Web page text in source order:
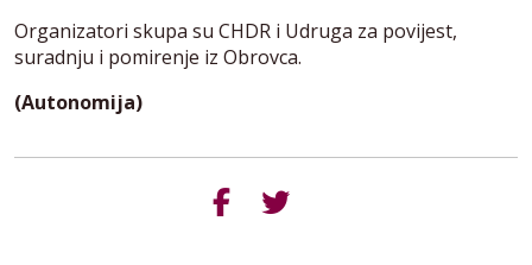
Organizatori skupa su CHDR i Udruga za povijest,
suradnju i pomirenje iz Obrovca.
(Autonomija)